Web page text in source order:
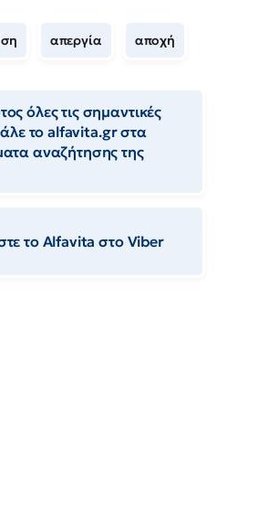
απεργία αποχή
όλες τις σημαντικές
το alfavita.gr στα
αναζήτησης της
το Αlfavita στο Viber